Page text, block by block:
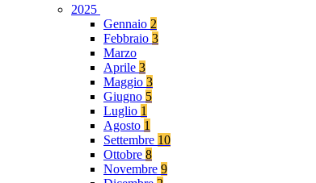
2025
Gennaio 2
Febbraio 3
Marzo
Aprile 3
Maggio 3
Giugno 5
Luglio 1
Agosto 1
Settembre 10
Ottobre 8
Novembre 9